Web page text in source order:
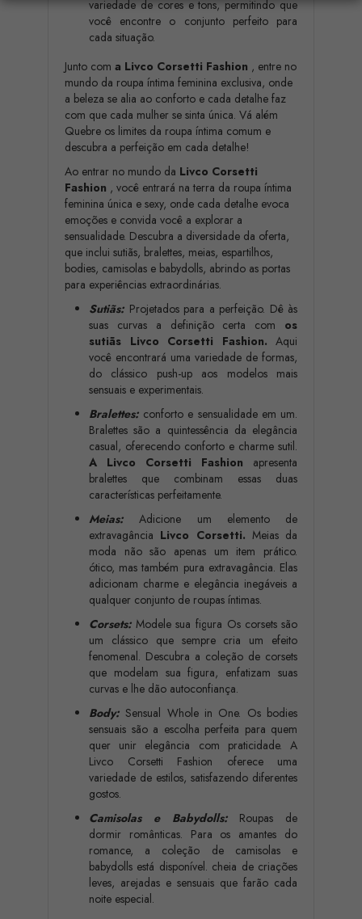
variedade de cores e tons, permitindo que
você encontre o conjunto perfeito para
cada situação.
Junto com a Livco Corsetti Fashion , entre no
mundo da roupa íntima feminina exclusiva, onde
a beleza se alia ao conforto e cada detalhe faz
com que cada mulher se sinta única. Vá além
Quebre os limites da roupa íntima comum e
descubra a perfeição em cada detalhe!
Ao entrar no mundo da Livco Corsetti
Fashion , você entrará na terra da roupa íntima
feminina única e sexy, onde cada detalhe evoca
emoções e convida você a explorar a
sensualidade. Descubra a diversidade da oferta,
que inclui sutiãs, bralettes, meias, espartilhos,
bodies, camisolas e babydolls, abrindo as portas
para experiências extraordinárias.
Sutiãs: Projetados para a perfeição. Dê às
suas curvas a definição certa com os
sutiãs Livco Corsetti Fashion. Aqui
você encontrará uma variedade de formas,
do clássico push-up aos modelos mais
sensuais e experimentais.
Bralettes: conforto e sensualidade em um.
Bralettes são a quintessência da elegância
casual, oferecendo conforto e charme sutil.
A Livco Corsetti Fashion apresenta
bralettes que combinam essas duas
características perfeitamente.
Meias: Adicione um elemento de
extravagância Livco Corsetti. Meias da
moda não são apenas um item prático.
ótico, mas também pura extravagância. Elas
adicionam charme e elegância inegáveis a
qualquer conjunto de roupas íntimas.
Corsets: Modele sua figura Os corsets são
um clássico que sempre cria um efeito
fenomenal. Descubra a coleção de corsets
que modelam sua figura, enfatizam suas
curvas e lhe dão autoconfiança.
Body: Sensual Whole in One. Os bodies
sensuais são a escolha perfeita para quem
quer unir elegância com praticidade. A
Livco Corsetti Fashion oferece uma
variedade de estilos, satisfazendo diferentes
gostos.
Camisolas e Babydolls:Roupas de
dormir românticas. Para os amantes do
romance, a coleção de camisolas e
babydolls está disponível. cheia de criações
leves, arejadas e sensuais que farão cada
noite especial.